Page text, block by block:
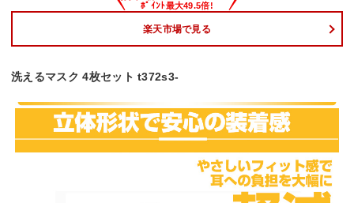
楽天市場で見る
洗えるマスク 4枚セット t372s3-